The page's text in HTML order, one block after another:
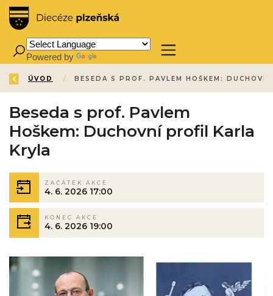
Powered by
ZPĚT
ÚVOD /
Beseda s prof. Pavlem
Hoškem: Duchovní profil Karla
Kryla
ZAČÁTEK AKCE
4. 6. 2026 17:00
KONEC AKCE
4. 6. 2026 19:00